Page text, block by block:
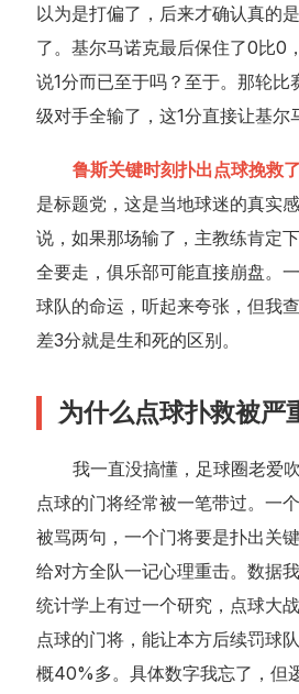
以为是打偏了，后来才确认真的
了。基尔马诺克最后保住了0比0
说1分而已至于吗？至于。那轮比
级对手全输了，这1分直接让基尔
鲁斯关键时刻扑出点球挽救
是标题党，这是当地球迷的真实
说，如果那场输了，主教练肯定
全要走，俱乐部可能直接崩盘。
球队的命运，听起来夸张，但我
差3分就是生和死的区别。
为什么点球扑救被严
我一直没搞懂，足球圈老爱
点球的门将经常被一笔带过。一
被骂两句，一个门将要是扑出关
给对方全队一记心理重击。数据
统计学上有过一个研究，点球大
点球的门将，能让本方后续罚球
概40%多。具体数字我忘了，但